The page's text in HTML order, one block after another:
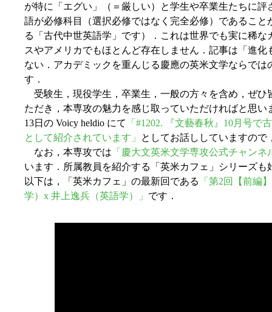
が特に「エグい」（＝厳しい）と学生や卒業生たちに
語が必修科目（選択必修ではなく完全必修）であるこ
る「古代中世英語学」です）．これは世界でも実に稀
スやアメリカでもほとんど存在しません．記事は「進
ない．アカデミックを重んじる慶應の英米文学ならで
す．
受験生，現役学生，卒業生，一般の方々を含め，ぜひ
ただき，本専攻の魅力を感じ取っていただければと思
13日の Voicy heldio にて
「#1202. 『文藝春秋』10月号
として紹介されています」
としてお話ししていますの
なお，本専攻では 「慶大文英米文学専攻公式チャンネ
います．所属教員を紹介する「英米カフェ」シリーズ
以下は，「英米カフェ」の最新回である
「第2回【前編
学）x 井上逸兵（英語学）」 です．